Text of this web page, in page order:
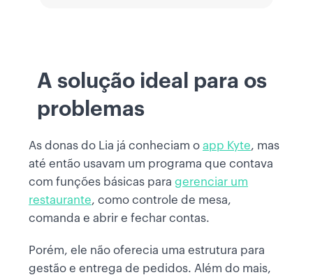
A solução ideal para os
problemas
As donas do Lia já conheciam o app Kyte, mas
até então usavam um programa que contava
com funções básicas para gerenciar um
restaurante, como controle de mesa,
comanda e abrir e fechar contas.
Porém, ele não oferecia uma estrutura para
gestão e entrega de pedidos. Além do mais,